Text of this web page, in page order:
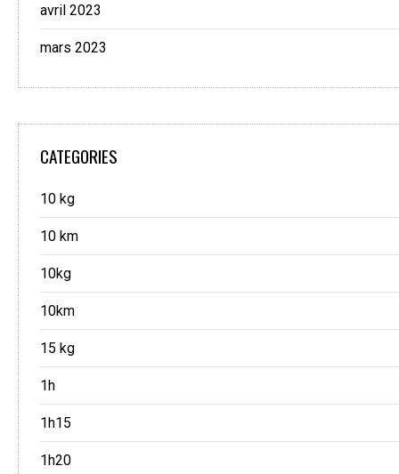
avril 2023
mars 2023
CATEGORIES
10 kg
10 km
10kg
10km
15 kg
1h
1h15
1h20